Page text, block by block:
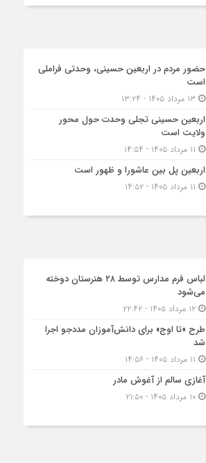
حضور مردم در اربعین حسینی، وحدتی فراملی
است
اربعین حسینی تجلی وحدت حول محور
ولایت است
اربعین پل بین عاشورا و ظهور است
لباس فرم مدارس توسط ۲۸ هنرستان‌ دوخته
می‌شود
۱۲ مرداد ۱۴۰۵ - ۲۲:۴۲
طرح «تا اوج» برای دانش‌آموزان مددجو اجرا
شد
آغازی سالم از آغوش مادر
۱۰ مرداد ۱۴۰۵ - ۲۱:۵۰